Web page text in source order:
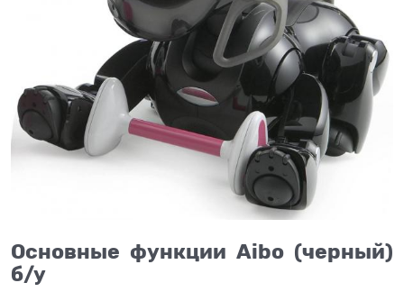
Основные функции Aibo (черный)
б/у